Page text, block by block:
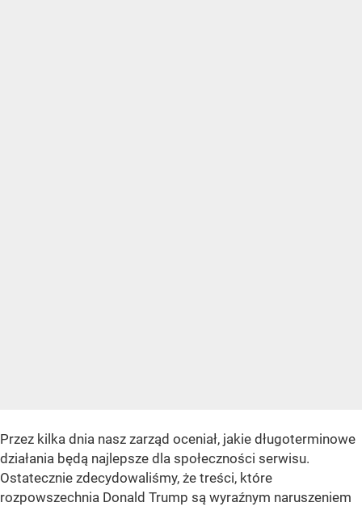
Przez kilka dnia nasz zarząd oceniał, jakie długoterminowe
działania będą najlepsze dla społeczności serwisu.
Ostatecznie zdecydowaliśmy, że treści, które
rozpowszechnia Donald Trump są wyraźnym naruszeniem